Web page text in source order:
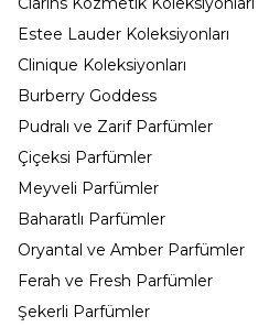
Estee Lauder Koleksiyonları
Clinique Koleksiyonları
Burberry Goddess
Pudralı ve Zarif Parfümler
Çiçeksi Parfümler
Meyveli Parfümler
Baharatlı Parfümler
Oryantal ve Amber Parfümler
Ferah ve Fresh Parfümler
Şekerli Parfümler